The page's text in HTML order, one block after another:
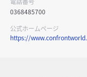
0368485700
公式ホームページ
https://